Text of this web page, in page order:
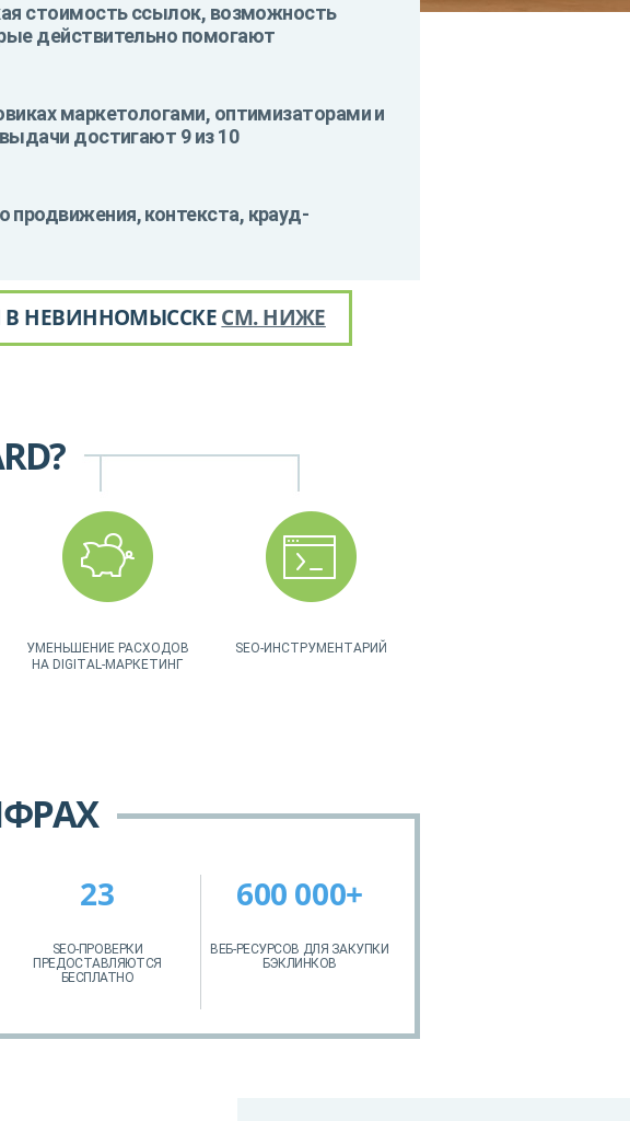
стоимость ссылок, возможность
действительно помогают
маркетологами, оптимизаторами и
достигают 9 из 10
контекста, крауд-
В НЕВИННОМЫССКЕСМ. НИЖЕ
УМЕНЬШЕНИЕ РАСХОДОВ
НА DIGITAL-МАРКЕТИНГ
SEO-ИНСТРУМЕНТАРИЙ
23
SEO-ПРОВЕРКИ
ПРЕДОСТАВЛЯЮТСЯ
БЕСПЛАТНО
600 000+
ВЕБ-РЕСУРСОВ ДЛЯ ЗАКУПКИ
БЭКЛИНКОВ